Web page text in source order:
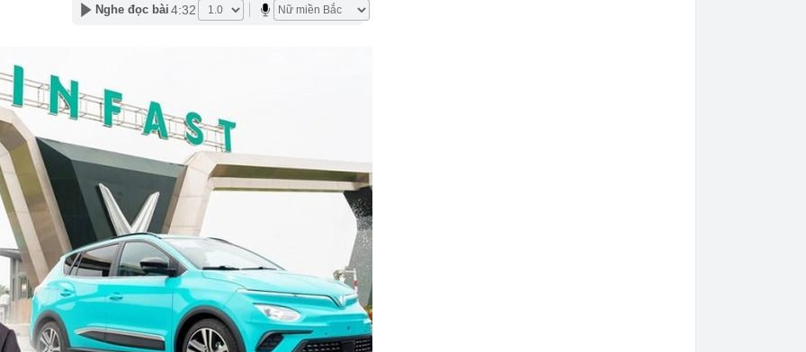
Samsung "ít được quảng cáo" nhưng lại rất đáng mua
quả xổ số miền Nam hôm nay thứ Sáu ngày 7/8/2026
gan B rồi bỏ điều trị suốt 20 năm, người đàn ông 53 tuổi
con cũng nhiễm bệnh
3 bậc nhất
ra: Càng tiết kiệm càng tốt là lời khuyên dễ khiến
trả giá
doanh nghiệp gửi nhà băng hàng nghìn tỷ đồng
Bắc - Nam đạt hơn 1.300 tỷ đồng
thân thầy bói Phan Thị Thu Trang SN 1989
Nghe đọc bài 4:32